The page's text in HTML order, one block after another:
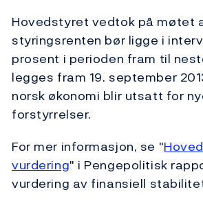
Hovedstyret vedtok på møtet
styringsrenten bør ligge i
prosent i perioden fram til
legges fram 19. september
norsk økonomi blir utsatt for
forstyrrelser.
For mer informasjon, se "
vurdering" i Pengepolitisk
vurdering av finansiell